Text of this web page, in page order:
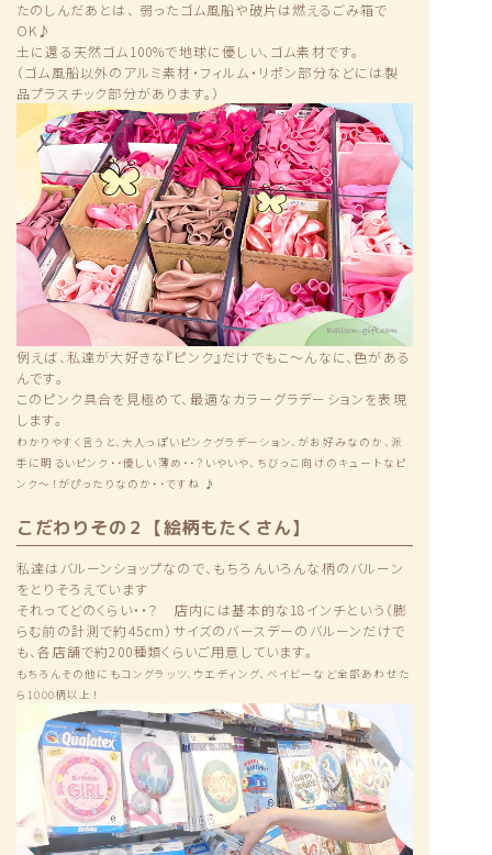
たのしんだあとは、 弱ったゴム風船や破片は燃えるごみ箱で
OK♪
土に還る天然ゴム100%で地球に優しい、ゴム素材です。
（ゴム風船以外のアルミ素材・フィルム・リポン部分などには製
品プラスチック部分があります。）
例えば、私達が大好きな『ピンク』だけでもこ〜んなに、色がある
んです。
このピンク具合を見極めて、最適なカラーグラデーションを表現
します。
わかりやすく言うと、大人っぽいピンクグラデーション、がお好みなのか、派
手に明るいピンク・・優しい薄め・・？いやいや、ちびっこ向けのキュートなピ
ンク〜！がぴったりなのか・・ですね ♪
こだわりその２【絵柄もたくさん】
私達はバルーンショップなので、もちろんいろんな柄のバルーン
をとりそろえています
それってどのくらい・・？ 店内には基本的な18インチという（膨
らむ前の計測で約45cm）サイズのバースデーのバルーンだけで
も、各店舗で約200種類くらいご用意しています。
もちろんその他にもコングラッツ、ウエディング、ベイビーなど全部あわせた
ら1000柄以上！